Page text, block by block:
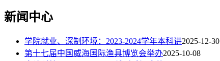
新闻中心
学院就业、深制环境：2023-2024学年本科讲2025-12-30
第十七届中国威海国际渔具博览会举办2025-10-08